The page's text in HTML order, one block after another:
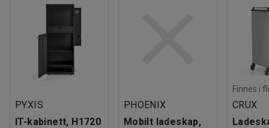
PYXIS
IT-kabinett, H1720
PHOENIX
Mobilt ladeskap,
Finnes i
CRUX